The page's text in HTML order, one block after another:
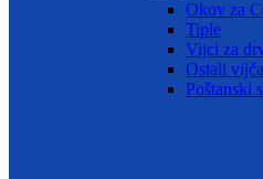
Okov za
Tiple
Vijci za
Ostali
Poštanski